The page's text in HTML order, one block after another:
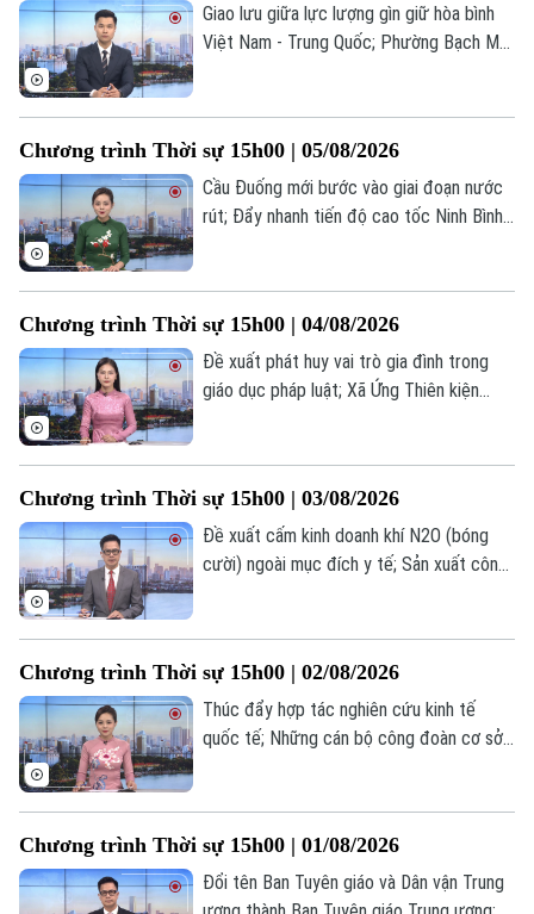
Chuyên mục
Thời sự
Hà Nội
Chính trị
Xã hội
Công nghệ
Hà Nội
Nhịp sống Hà Nội
Người Hà Nội
Khoảnh khắc Hà Nội
Ẩm thực
Thế giới
Tin tức
Hồ sơ
Kinh tế
Tin tức
Cafe sáng
Nhà đất
Tin tức
Giao lưu giữa lực lượng gìn giữ hòa bình
Việt Nam - Trung Quốc; Phường Bạch Mai
dung đáng chú ý trong chương trình hôm
nay.
Chương trình Thời sự 15h00 | 05/08/2026
Cầu Đuống mới bước vào giai đoạn nước
rút; Đẩy nhanh tiến độ cao tốc Ninh Bình -
hôm nay.
Chương trình Thời sự 15h00 | 04/08/2026
Đề xuất phát huy vai trò gia đình trong
giáo dục pháp luật; Xã Ứng Thiên kiện
chú ý trong chương trình hôm nay.
Chương trình Thời sự 15h00 | 03/08/2026
Đề xuất cấm kinh doanh khí N2O (bóng
cười) ngoài mục đích y tế; Sản xuất công
trong chương trình hôm nay.
Chương trình Thời sự 15h00 | 02/08/2026
Thúc đẩy hợp tác nghiên cứu kinh tế
quốc tế; Những cán bộ công đoàn cơ sở
Chương trình Thời sự 15h00 | 01/08/2026
Đổi tên Ban Tuyên giáo và Dân vận Trung